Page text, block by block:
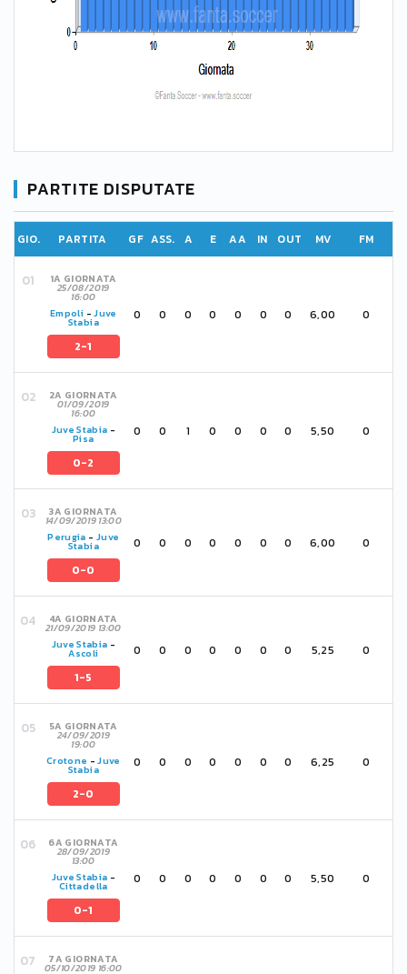
PARTITE DISPUTATE
GIO. PARTITA GF ASS. A E AA IN OUT MV FM
1A GIORNATA
25/08/2019
16:00
Empoli -Juve
Stabia
2-1
0 0 0 0 0 0 0 6,00 0
2A GIORNATA
01/09/2019
16:00
Juve Stabia -
Pisa
0-2
0 0 1 0 0 0 0 5,50 0
3A GIORNATA
14/09/2019 13:00
Perugia - Juve
Stabia
0-0
0 0 0 0 0 0 0 6,00 0
4A GIORNATA
21/09/2019 13:00
Juve Stabia -
Ascoli
1-5
0 0 0 0 0 0 0 5,25 0
5A GIORNATA
24/09/2019
19:00
Crotone -Juve
Stabia
2-0
0 0 0 0 0 0 0 6,25 0
6A GIORNATA
28/09/2019
13:00
Juve Stabia -
Cittadella
0-1
0 0 0 0 0 0 0 5,50 0
7A GIORNATA
05/10/2019 16:00